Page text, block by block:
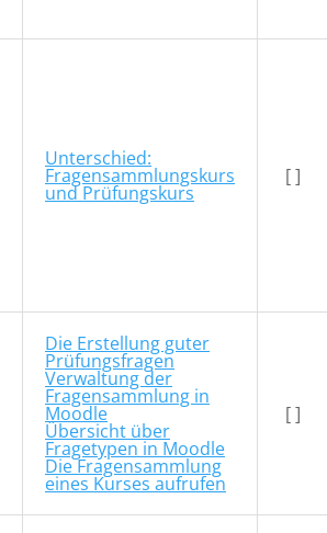
Unterschied:
Fragensammlungskurs
und Prüfungskurs
[ ]
Die Erstellung guter
Prüfungsfragen
Verwaltung der
Fragensammlung in
Moodle
Übersicht über
Fragetypen in Moodle
Die Fragensammlung
eines Kurses aufrufen
[ ]